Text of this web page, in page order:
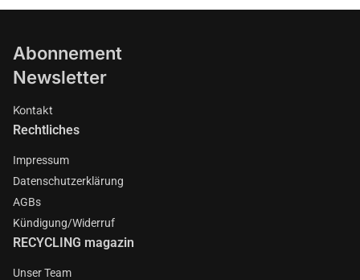
Abonnement
Newsletter
Kontakt
Rechtliches
Impressum
Datenschutzerklärung
AGBs
Kündigung/Widerruf
RECYCLING magazin
Unser Team